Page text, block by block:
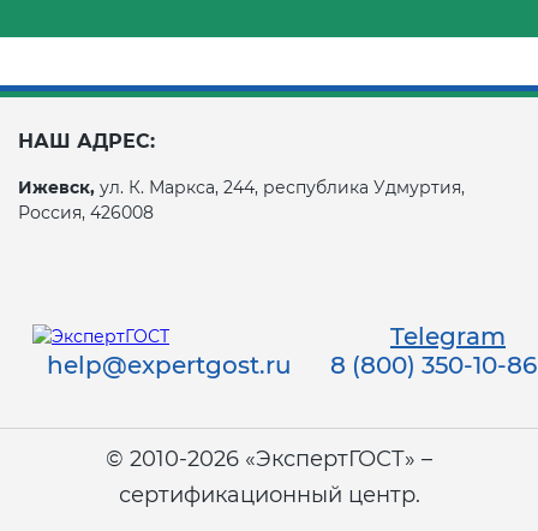
НАШ АДРЕС:
Ижевск, ул. К. Маркса, 244, республика Удмуртия,
Россия, 426008
Telegram
help@expertgost.ru
8 (800) 350-10-86
© 2010-2026 «ЭкспертГОСТ» –
сертификационный центр.